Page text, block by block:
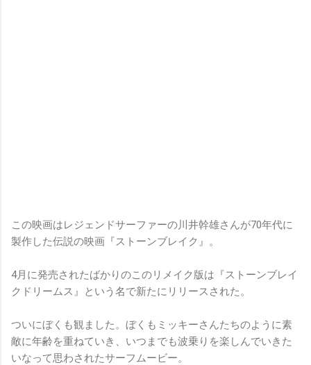
この映画はレジェンドサーファーの川井幹雄さんが70年代に
製作した伝説の映画『ストーンブレイク』。
4月に発売されたばかりのこのリメイク版は『ストーンブレイ
クドリームス』という名で新たにリリースされた。
ついにぼくも観ました。ぼくもミッキーさんたちのように素
敵に年齢を重ねていき、いつまでも波乗りを楽しんでいきた
いなって思わされたサーフムービー。